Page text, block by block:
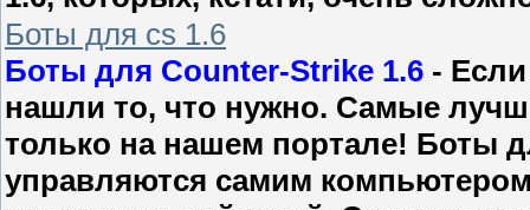
Боты для cs 1.6
Боты для Counter-Strike 1.6 -
нашли то, что нужно. Самые
только на нашем портале! Боты
управляются самим